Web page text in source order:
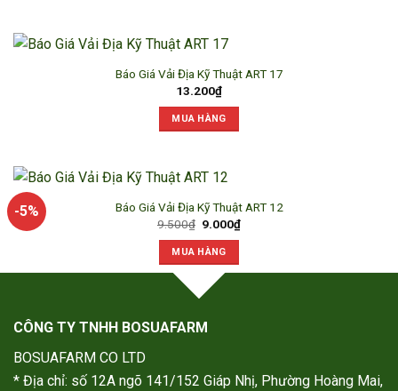
Báo Giá Vải Địa Kỹ Thuật ART 17
13.200₫
MUA HÀNG
-5%
Báo Giá Vải Địa Kỹ Thuật ART 12
9.500₫ Giá
là:
9.500₫.
9.000₫Giá
MUA HÀNG
CÔNG TY TNHH BOSUAFARM
BOSUAFARM CO LTD
* Địa chỉ: số 12A ngõ 141/152 Giáp Nhị, Phường Hoàng Mai,